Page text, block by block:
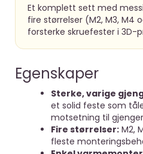
Et komplett sett med
fire størrelser (M2, M3, M4
forsterke skruefester i 3D-
Egenskaper
Sterke, varige
et solid feste som
motsetning til
Fire størrelser: M2,
fleste